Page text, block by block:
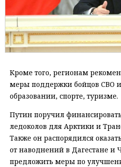
Кроме того, регионам
меры поддержки бойцов СВО
образовании, спорте, туризме.
Путин поручил
ледоколов для Арктики и
Также он распорядился
от наводнений в Дагестане и
предложить меры по